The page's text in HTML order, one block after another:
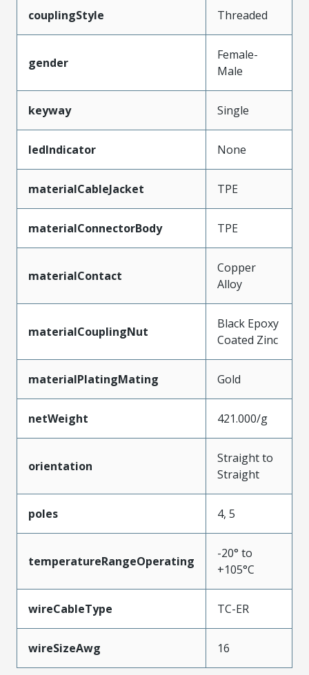
couplingStyle Threaded
gender
Female-
Male
keyway Single
ledIndicator None
materialCableJacket TPE
materialConnectorBody TPE
materialContact
Copper
Alloy
materialCouplingNut
Black Epoxy
Coated Zinc
materialPlatingMating Gold
netWeight 421.000/g
orientation
Straight to
Straight
poles 4, 5
temperatureRangeOperating
-20° to
+105°C
wireCableType TC-ER
wireSizeAwg 16